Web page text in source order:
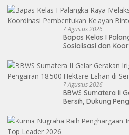
7 Agustus 2026
Bapas Kelas I
Sosialisasi dan
7 Agustus 2026
BBWS Sumatera II
Bersih, Dukung